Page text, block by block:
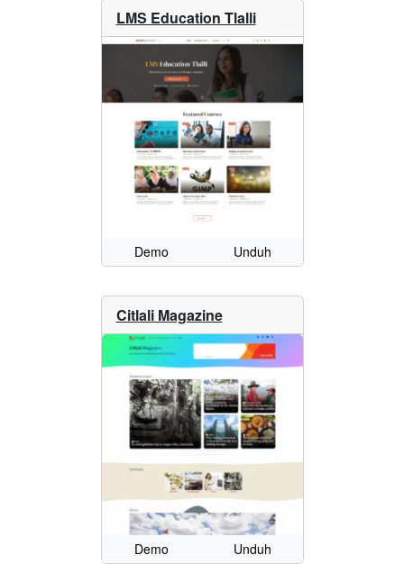
LMS Education Tlalli
Demo Unduh
Citlali Magazine
Demo Unduh